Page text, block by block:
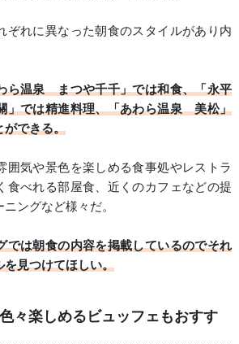
ぞれに異なった朝食のスタイルがあり内
温泉 まつや千千」では和食、「永平
では精進料理、「あわら温泉 美松」
ができる。
囲気や景色を楽しめる食事処やレストラ
食べれる部屋食、近くのカフェなどの提
ングなど様々だ。
では朝食の内容を掲載しているのでそれ
を見つけてほしい。
々楽しめるビュッフェもおすす